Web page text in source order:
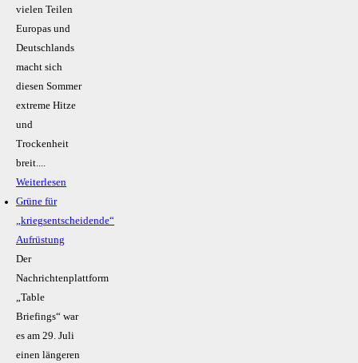
vielen Teilen
Europas und
Deutschlands
macht sich
diesen Sommer
extreme Hitze
und
Trockenheit
breit....
Weiterlesen
Grüne für
„kriegsentscheidende“
Aufrüstung
Der
Nachrichtenplattform
„Table
Briefings“ war
es am 29. Juli
einen längeren